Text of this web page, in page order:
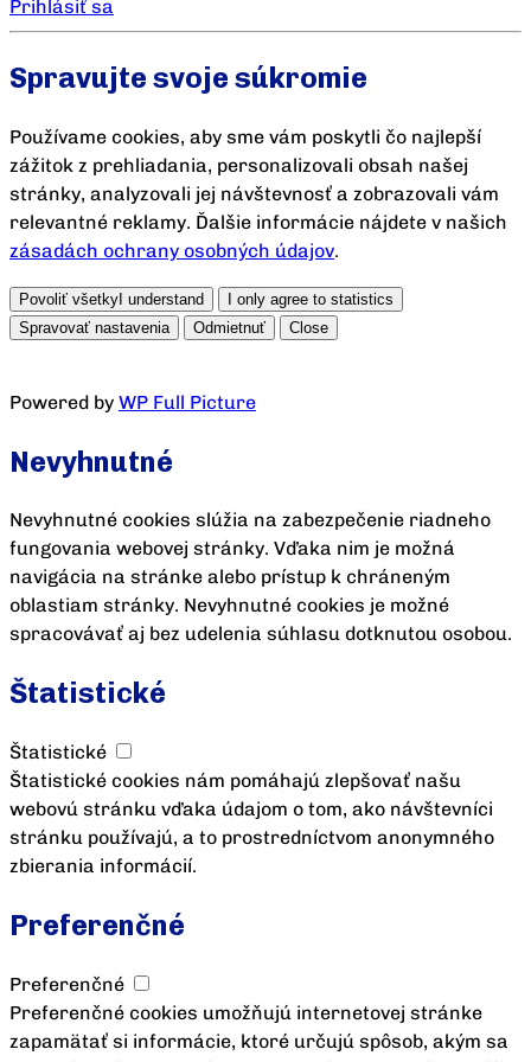
Prihlásiť sa
Spravujte svoje súkromie
Používame cookies, aby sme vám poskytli čo najlepší
zážitok z prehliadania, personalizovali obsah našej
stránky, analyzovali jej návštevnosť a zobrazovali vám
relevantné reklamy. Ďalšie informácie nájdete v našich
zásadách ochrany osobných údajov.
Povoliť všetkyI understand
I only agree to statistics
Spravovať nastavenia
Odmietnuť Close
Powered by WP Full Picture
Nevyhnutné
Nevyhnutné cookies slúžia na zabezpečenie riadneho
fungovania webovej stránky. Vďaka nim je možná
navigácia na stránke alebo prístup k chráneným
oblastiam stránky. Nevyhnutné cookies je možné
spracovávať aj bez udelenia súhlasu dotknutou osobou.
Štatistické
Štatistické
Štatistické cookies nám pomáhajú zlepšovať našu
webovú stránku vďaka údajom o tom, ako návštevníci
stránku používajú, a to prostredníctvom anonymného
zbierania informácií.
Preferenčné
Preferenčné
Preferenčné cookies umožňujú internetovej stránke
zapamätať si informácie, ktoré určujú spôsob, akým sa